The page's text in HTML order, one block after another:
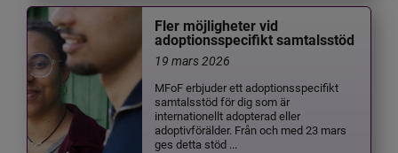
Fler möjligheter vid
adoptionsspecifikt samtalsstöd
19 mars 2026
MFoF erbjuder ett adoptionsspecifikt
samtalsstöd för dig som är
internationellt adopterad eller
adoptivförälder. Från och med 23 mars
ges detta stöd ...